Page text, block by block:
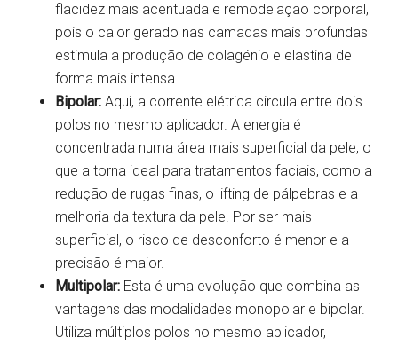
flacidez mais acentuada e remodelação corporal,
pois o calor gerado nas camadas mais profundas
estimula a produção de colagénio e elastina de
forma mais intensa.
Bipolar: Aqui, a corrente elétrica circula entre dois
polos no mesmo aplicador. A energia é
concentrada numa área mais superficial da pele, o
que a torna ideal para tratamentos faciais, como a
redução de rugas finas, o lifting de pálpebras e a
melhoria da textura da pele. Por ser mais
superficial, o risco de desconforto é menor e a
precisão é maior.
Multipolar: Esta é uma evolução que combina as
vantagens das modalidades monopolar e bipolar.
Utiliza múltiplos polos no mesmo aplicador,